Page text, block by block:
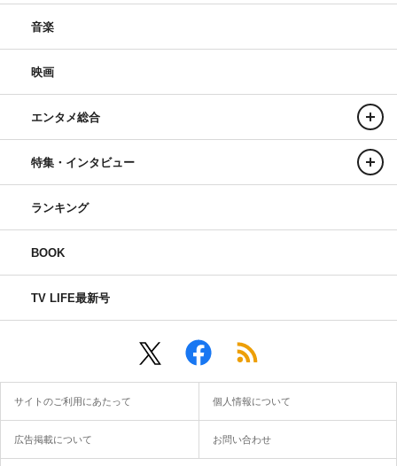
音楽
映画
エンタメ総合
特集・インタビュー
ランキング
BOOK
TV LIFE最新号
サイトのご利用にあたって 個人情報について
広告掲載について お問い合わせ